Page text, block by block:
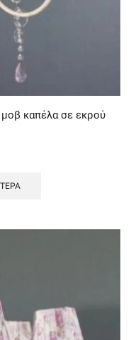
καπέλα σε εκρού